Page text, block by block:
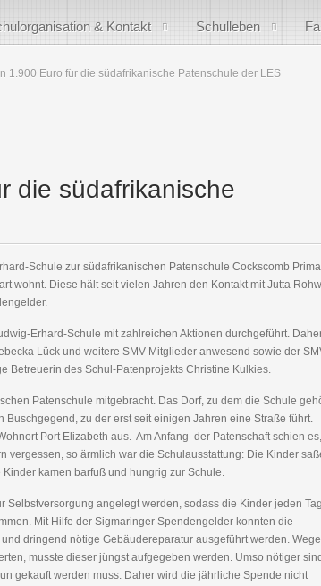
& Kontakt Schulleben
1.900 Euro für die südafrikanische Patenschule der LES
die südafrikanische
Schule zur südafrikanischen Patenschule Cockscomb
wohnt. Diese hält seit vielen Jahren den Kontakt mit Jutta
Erhard-Schule mit zahlreichen Aktionen durchgeführt.
Lück und weitere SMV-Mitglieder anwesend sowie der
Betreuerin des Schul-Patenprojekts Christine Kulkies.
Patenschule mitgebracht. Das Dorf, zu dem die Schule
zu der erst seit einigen Jahren eine Straße führt.
Port Elizabeth aus. Am Anfang der Patenschaft schien
so ärmlich war die Schulausstattung: Die Kinder
kamen barfuß und hungrig zur Schule.
angelegt werden, sodass die Kinder jeden Tag
Mit Hilfe der Sigmaringer Spendengelder konnten die
dringend nötige Gebäudereparatur ausgeführt werden.
musste dieser jüngst aufgegeben werden. Umso nötiger
gekauft werden muss. Daher wird die jährliche Spende nicht